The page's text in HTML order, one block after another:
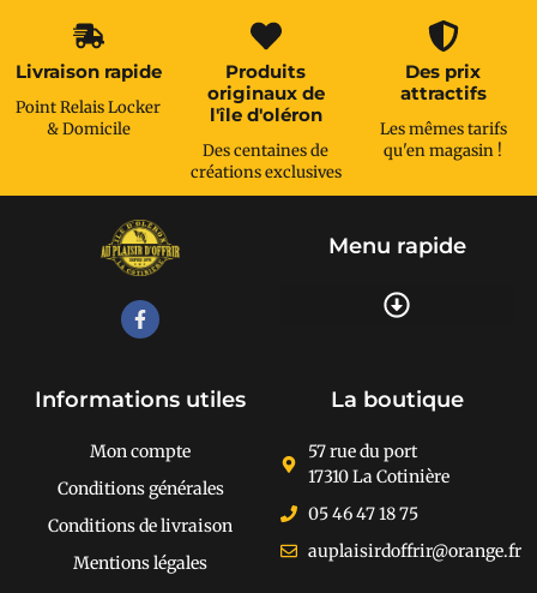
Livraison rapide
Point Relais Locker
& Domicile
Produits
originaux de
l'île d'oléron
Des centaines de
créations exclusives
Des prix
attractifs
Les mêmes tarifs
qu'en magasin !
Menu rapide
Informations utiles
Mon compte
Conditions générales
Conditions de livraison
Mentions légales
La boutique
57 rue du port
17310 La Cotinière
05 46 47 18 75
auplaisirdoffrir@orange.fr